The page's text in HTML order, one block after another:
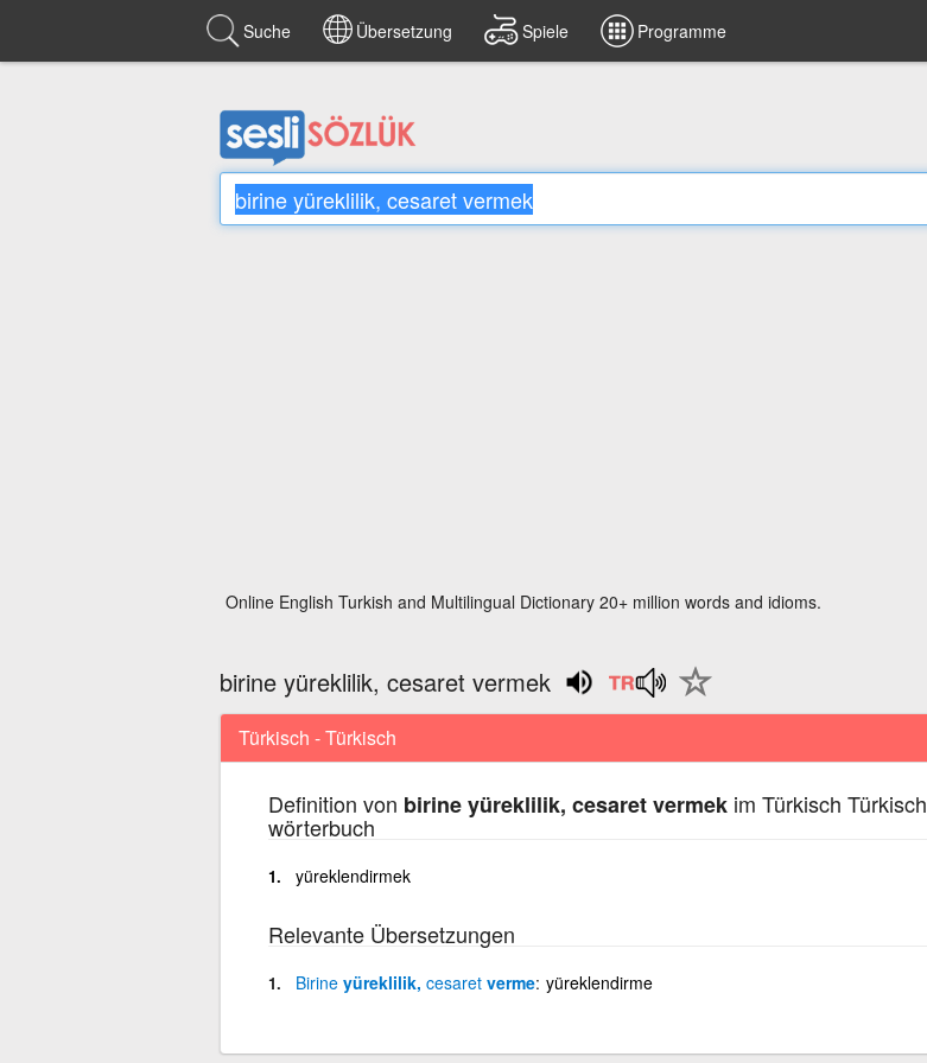
Suche Übersetzung Spiele Programme
Online English Turkish and Multilingual Dictionary 20+ million words and idioms.
birine yüreklilik, cesaret vermek
Türkisch - Türkisch
Definition von birine yüreklilik, cesaret vermekim Türkisch Türkisch
wörterbuch
yüreklendirmek
Relevante Übersetzungen
Birineyüreklilik, cesaretverme yüreklendirme